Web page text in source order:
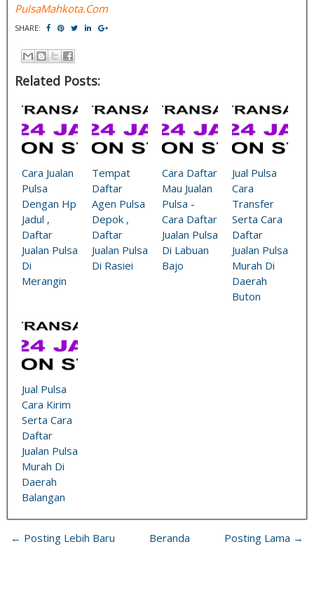
PulsaMahkota.Com
SHARE:
Related Posts:
Cara Jualan
Pulsa
Dengan Hp
Jadul ,
Daftar
Jualan Pulsa
Di
Merangin
Tempat
Daftar
Agen Pulsa
Depok ,
Daftar
Jualan Pulsa
Di Rasiei
Cara Daftar
Mau Jualan
Pulsa -
Cara Daftar
Jualan Pulsa
Di Labuan
Bajo
Jual Pulsa
Cara
Transfer
Serta Cara
Daftar
Jualan Pulsa
Murah Di
Daerah
Buton
Jual Pulsa
Cara Kirim
Serta Cara
Daftar
Jualan Pulsa
Murah Di
Daerah
Balangan
← Posting Lebih Baru Posting Lama →
Beranda